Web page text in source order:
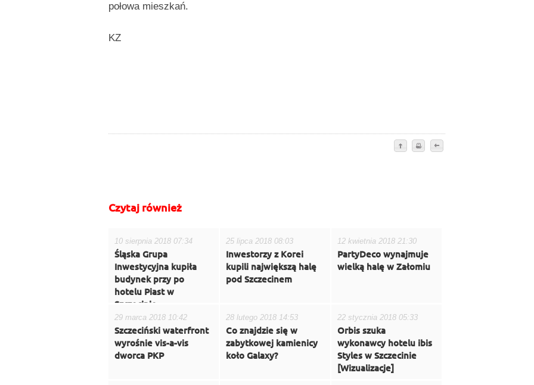
połowa mieszkań.
KZ
Czytaj również
10 sierpnia 2018 07:34
Śląska Grupa
Inwestycyjna kupiła
budynek przy po
hotelu Piast w
Szczecinie.
25 lipca 2018 08:03
Inwestorzy z Korei
kupili największą halę
pod Szczecinem
12 kwietnia 2018 21:30
PartyDeco wynajmuje
wielką halę w Załomiu
29 marca 2018 10:42
Szczeciński waterfront
wyrośnie vis-a-vis
dworca PKP
28 lutego 2018 14:53
Co znajdzie się w
zabytkowej kamienicy
koło Galaxy?
22 stycznia 2018 05:33
Orbis szuka
wykonawcy hotelu ibis
Styles w Szczecinie
[Wizualizacje]